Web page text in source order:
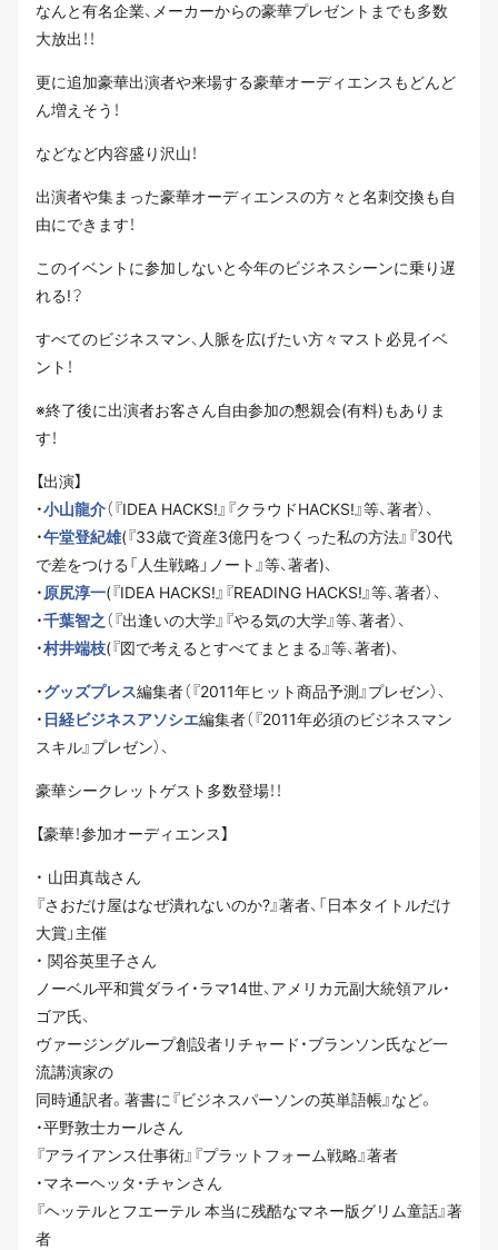
なんと有名企業、メーカーからの豪華プレゼントまでも多数
大放出！！
更に追加豪華出演者や来場する豪華オーディエンスもどんど
ん増えそう！
などなど内容盛り沢山！
出演者や集まった豪華オーディエンスの方々と名刺交換も自
由にできます！
このイベントに参加しないと今年のビジネスシーンに乗り遅
れる!？
すべてのビジネスマン、人脈を広げたい方々マスト必見イベ
ント！
※終了後に出演者お客さん自由参加の懇親会(有料)もありま
す！
【出演】
・小山龍介（『IDEA HACKS!』『クラウドHACKS!』等、著者）、
・午堂登紀雄(『33歳で資産3億円をつくった私の方法』『30代
で差をつける「人生戦略」ノート』等、著者)、
・原尻淳一(『IDEA HACKS!』『READING HACKS!』等、著者）、
・千葉智之（『出逢いの大学』『やる気の大学』等、著者）、
・村井端枝(『図で考えるとすべてまとまる』等、著者)、
・グッズプレス編集者（『2011年ヒット商品予測』プレゼン）、
・ 日経ビジネスアソシエ編集者（『2011年必須のビジネスマン
スキル』プレゼン）、
豪華シークレットゲスト多数登場！！
【豪華！参加オーディエンス】
・ 山田真哉さん
『さおだけ屋はなぜ潰れないのか?』著者、「日本タイトルだけ
大賞」主催
・ 関谷英里子さん
ノーベル平和賞ダライ・ラマ14世、アメリカ元副大統領アル・
ゴア氏、
ヴァージングループ創設者リチャード・ブランソン氏など一
流講演家の
同時通訳者。著書に『ビジネスパーソンの英単語帳』など。
・平野敦士カールさん
『アライアンス仕事術』『プラットフォーム戦略』著者
・マネーヘッタ・チャンさん
『ヘッテルとフエーテル 本当に残酷なマネー版グリム童話』著
者